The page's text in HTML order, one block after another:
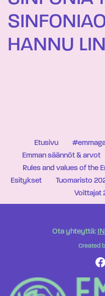
HANNU
Etusivu
Emman säännöt & arvot
Rules and values of the
Esitykset
Tuomaristo
Voittajat
Ota yhteyttä:
Created